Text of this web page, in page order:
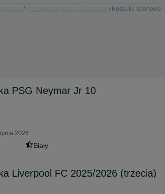
Koszulki sportowe -
PSG Neymar Jr 10
2026
Biały
Liverpool FC 2025/2026 (trzecia)